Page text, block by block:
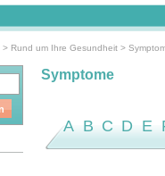
> Rund um Ihre Gesundheit >
Symptome
A B C D E